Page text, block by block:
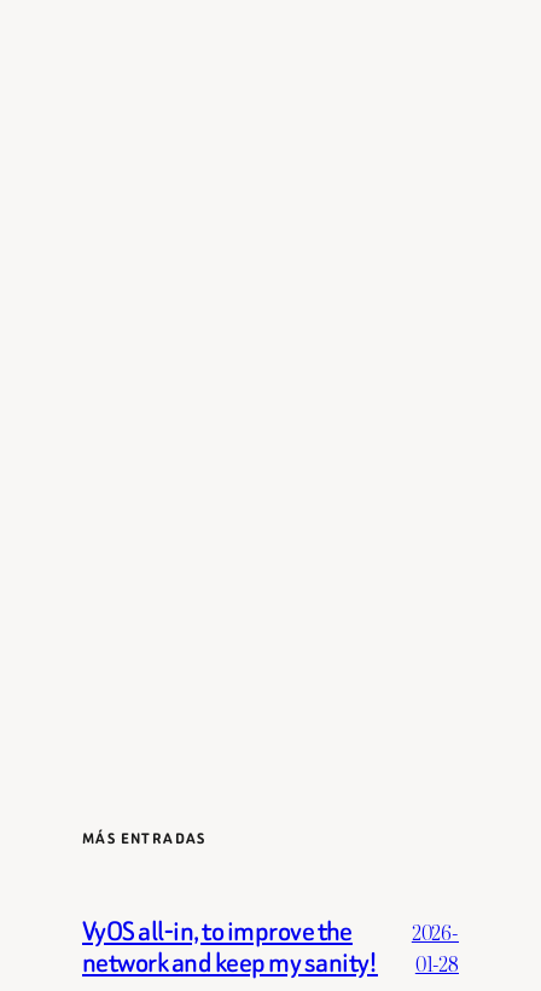
MÁS ENTRADAS
VyOS all-in, to improve the
network and keep my sanity!
2026-
01-28